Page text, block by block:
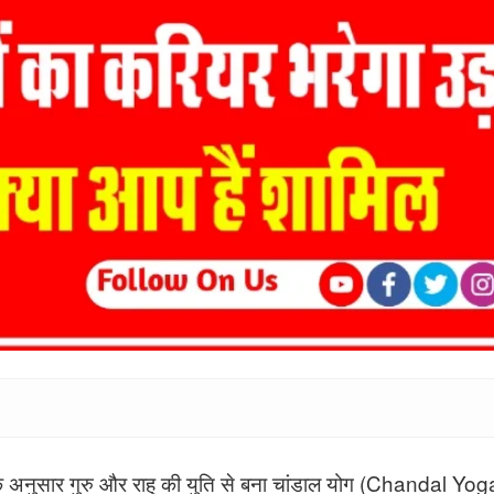
गुरु और राहु की युति से बना चांडाल योग (Chandal